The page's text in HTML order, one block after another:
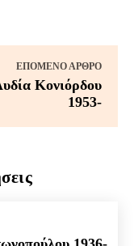
ΕΠΌΜΕΝΟ ΆΡΘΡΟ
Κονιόρδου
1953-